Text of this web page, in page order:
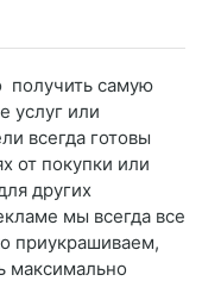
получить самую
услуг или
всегда готовы
от покупки или
других
мы всегда все
приукрашиваем,
максимально